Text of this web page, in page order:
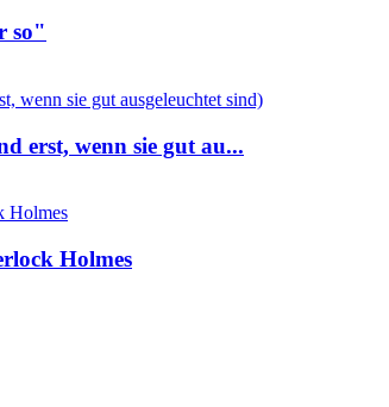
so"
erst, wenn sie gut au...
Holmes